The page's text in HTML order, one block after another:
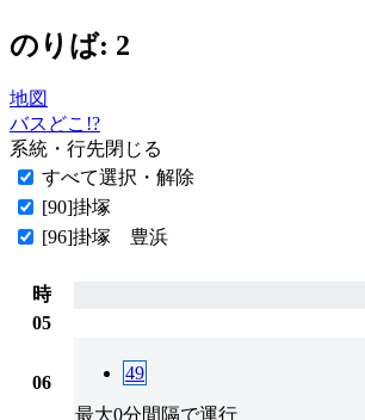
のりば: 2
地図
バスどこ!?
系統・行先閉じる
すべて選択・解除
[90]掛塚
[96]掛塚 豊浜
時
05
06 49
最大0分間隔で運行